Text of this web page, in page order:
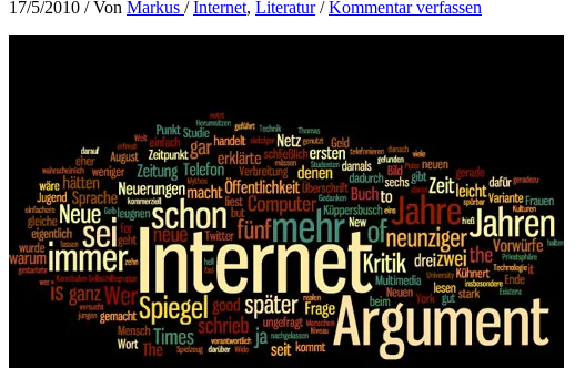
17/5/2010 / Von Markus /Internet, Literatur/Kommentar verfassen